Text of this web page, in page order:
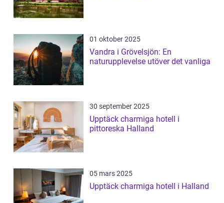
01 oktober 2025
Vandra i Grövelsjön: En
naturupplevelse utöver det vanliga
30 september 2025
Upptäck charmiga hotell i
pittoreska Halland
05 mars 2025
Upptäck charmiga hotell i Halland